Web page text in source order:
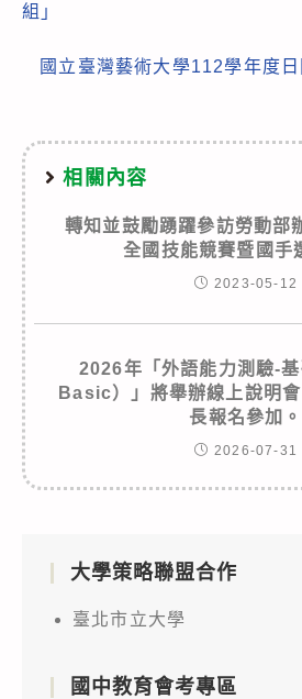
組」
國立臺灣藝術大學112學年度
相關內容
轉知並鼓勵踴躍參訪勞動部
全國技能競賽暨國手
2023-05-12
2026年「外語能力測驗-
Basic）」將舉辦線上說明
長報名參加。
2026-07-31
大學策略聯盟合作
臺北市立大學
國中教育會考專區